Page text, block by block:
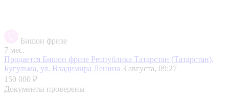
Бишон фризе
7 мес.
Продается Бишон фризе Республика Татарстан (Татарстан),
Бугульма, ул. Владимира Ленина 3 августа, 09:27
150 000 ₽
Документы проверены